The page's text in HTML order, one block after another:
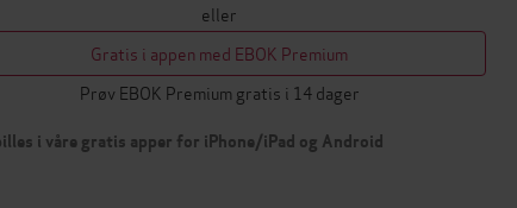
eller
Gratis i appen med EBOK Premium
Prøv EBOK Premium gratis i 14 dager
i våre gratis apper for iPhone/iPad og Android